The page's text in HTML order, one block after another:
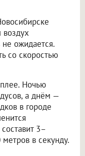
воздух
ожидается.
со скоростью
Ночью
а днём —
в городе
3–
в секунду.